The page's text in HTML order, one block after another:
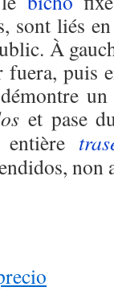
sont liés
À
puis
et pase
non